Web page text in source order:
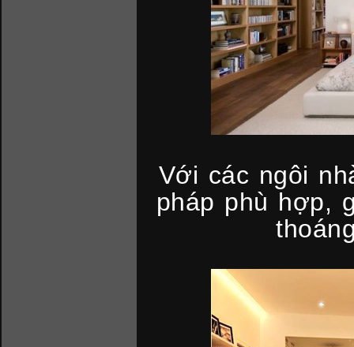
Với các ngôi
pháp phù hợp,